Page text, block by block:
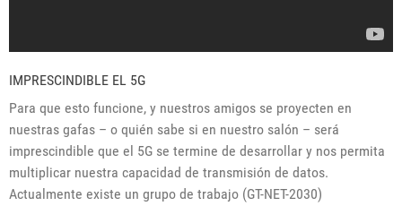
IMPRESCINDIBLE EL 5G
Para que esto funcione, y nuestros amigos se proyecten en
nuestras gafas – o quién sabe si en nuestro salón – será
imprescindible que el 5G se termine de desarrollar y nos permita
multiplicar nuestra capacidad de transmisión de datos.
Actualmente existe un grupo de trabajo (GT-NET-2030)